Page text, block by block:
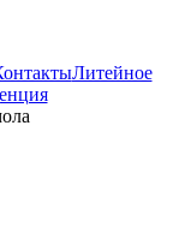
Литейное